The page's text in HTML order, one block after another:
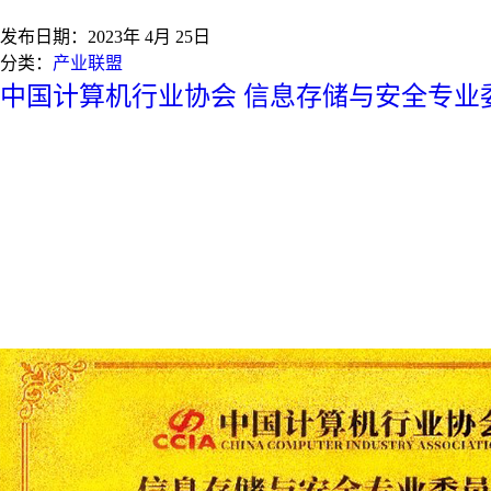
发布日期： 2023年 4月 25日
分类： 产业联盟
中国计算机行业协会 信息存储与安全专业